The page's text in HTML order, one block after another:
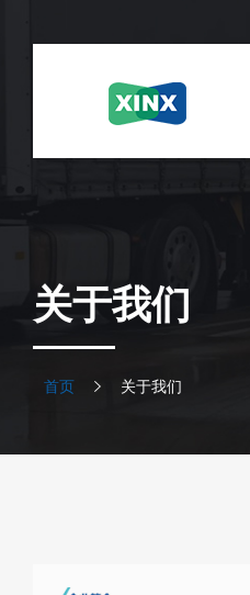
关于我们
首页 关于我们